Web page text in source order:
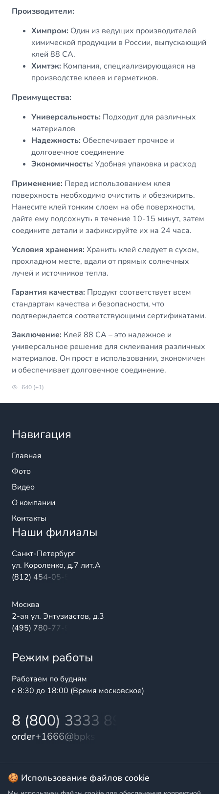
Производители:
Химпром: Один из ведущих производителей
химической продукции в России, выпускающий
клей 88 СА.
Химтэк: Компания, специализирующаяся на
производстве клеев и герметиков.
Преимущества:
Универсальность: Подходит для различных
материалов
Надежность: Обеспечивает прочное и
долговечное соединение
Экономичность: Удобная упаковка и расход
Применение: Перед использованием клея
поверхность необходимо очистить и обезжирить.
Нанесите клей тонким слоем на обе поверхности,
дайте ему подсохнуть в течение 10-15 минут, затем
соедините детали и зафиксируйте их на 24 часа.
Условия хранения: Хранить клей следует в сухом,
прохладном месте, вдали от прямых солнечных
лучей и источников тепла.
Гарантия качества: Продукт соответствует всем
стандартам качества и безопасности, что
подтверждается соответствующими сертификатами.
Заключение: Клей 88 СА – это надежное и
универсальное решение для склеивания различных
материалов. Он прост в использовании, экономичен
и обеспечивает долговечное соединение.
640 (+1)
Навигация
Главная
Фото
Видео
О компании
Контакты
Наши филиалы
Санкт-Петербург
ул. Короленко, д.7 лит.А
(812) 454-05-54
Москва
2-ая ул. Энтузиастов, д.3
(495) 780-77-98
Режим работы
Работаем по будням
с 8:30 до 18:00 (Время московское)
8 (800) 3333 899
order+1666@bpks.ru
© 2025 БалтПромКомплект — комплексные поставки
высококачественной продукции промышленного и
🍪 Использование файлов cookie